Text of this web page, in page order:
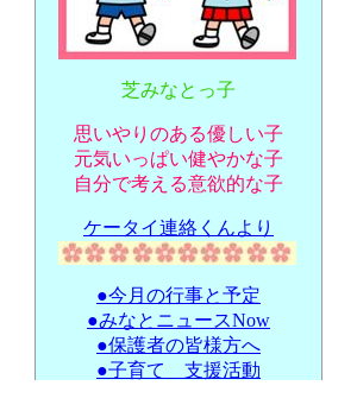
芝みなとっ子
思いやりのある優しい子
元気いっぱい健やかな子
自分で考える意欲的な子
ケータイ連絡くんより
●今月の行事と予定
●みなとニュースNow
●保護者の皆様方へ
●子育て 支援活動